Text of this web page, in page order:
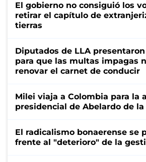
El gobierno no consiguió los
retirar el capítulo de
tierras
Diputados de LLA
para que las multas impagas
renovar el carnet de conducir
Milei viaja a Colombia para la
presidencial de Abelardo de
El radicalismo bonaerense se
frente al "deterioro" de la